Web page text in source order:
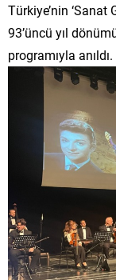
Türkiye’nin
93’üncü yıl
programıyla anıldı.